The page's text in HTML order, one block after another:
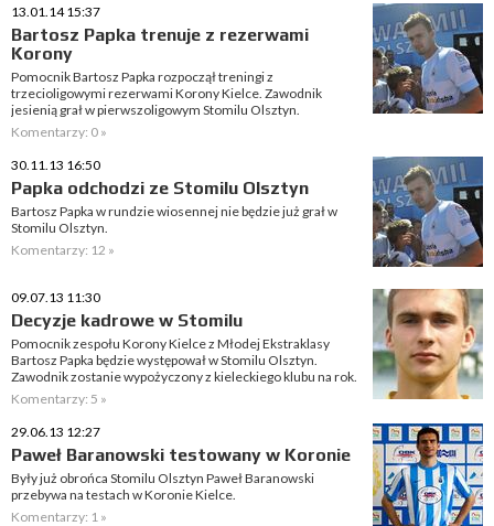
13.01.14 15:37
Bartosz Papka trenuje z rezerwami
Korony
Pomocnik Bartosz Papka rozpoczął treningi z
trzecioligowymi rezerwami Korony Kielce. Zawodnik
jesienią grał w pierwszoligowym Stomilu Olsztyn.
Komentarzy: 0 »
30.11.13 16:50
Papka odchodzi ze Stomilu Olsztyn
Bartosz Papka w rundzie wiosennej nie będzie już grał w
Stomilu Olsztyn.
Komentarzy: 12 »
09.07.13 11:30
Decyzje kadrowe w Stomilu
Pomocnik zespołu Korony Kielce z Młodej Ekstraklasy
Bartosz Papka będzie występował w Stomilu Olsztyn.
Zawodnik zostanie wypożyczony z kieleckiego klubu na rok.
Komentarzy: 5 »
29.06.13 12:27
Paweł Baranowski testowany w Koronie
Były już obrońca Stomilu Olsztyn Paweł Baranowski
przebywa na testach w Koronie Kielce.
Komentarzy: 1 »